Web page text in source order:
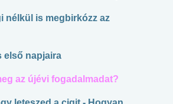
nélkül is megbirkózz az
első napjaira
az újévi fogadalmadat?